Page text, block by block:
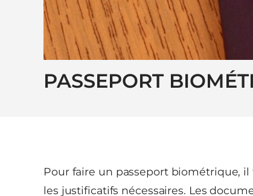
PASSEPORT
Pour faire un passeport biométrique,
les justificatifs nécessaires. Les